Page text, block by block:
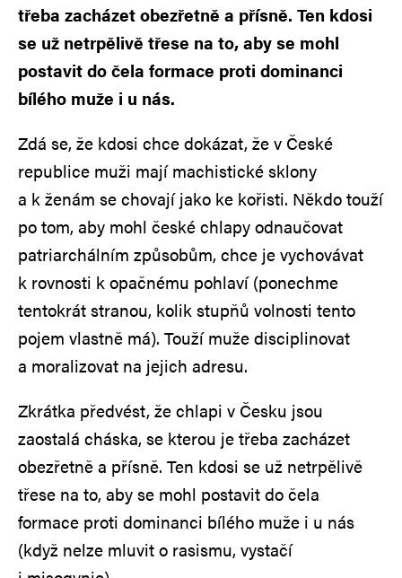
třeba zacházet obezřetně a přísně. Ten kdosi
se už netrpělivě třese na to, aby se mohl
postavit do čela formace proti dominanci
bílého muže i u nás.
Zdá se, že kdosi chce dokázat, že v České
republice muži mají machistické sklony
a k ženám se chovají jako ke kořisti. Někdo touží
po tom, aby mohl české chlapy odnaučovat
patriarchálním způsobům, chce je vychovávat
k rovnosti k opačnému pohlaví (ponechme
tentokrát stranou, kolik stupňů volnosti tento
pojem vlastně má). Touží muže disciplinovat
a moralizovat na jejich adresu.
Zkrátka předvést, že chlapi v Česku jsou
zaostalá cháska, se kterou je třeba zacházet
obezřetně a přísně. Ten kdosi se už netrpělivě
třese na to, aby se mohl postavit do čela
formace proti dominanci bílého muže i u nás
(když nelze mluvit o rasismu, vystačí